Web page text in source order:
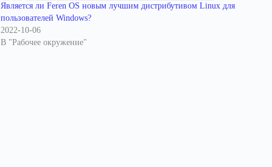
Является ли Feren OS новым лучшим дистрибутивом Linux для
пользователей Windows?
2022-10-06
В "Рабочее окружение"